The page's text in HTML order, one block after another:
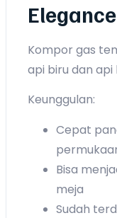
Kompor gas
api biru dan api
Keunggulan:
Cepat
Bisa
meja
Sudah